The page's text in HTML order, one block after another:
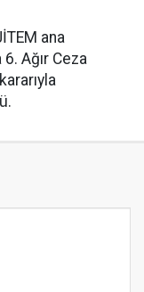
ana
Ağır Ceza